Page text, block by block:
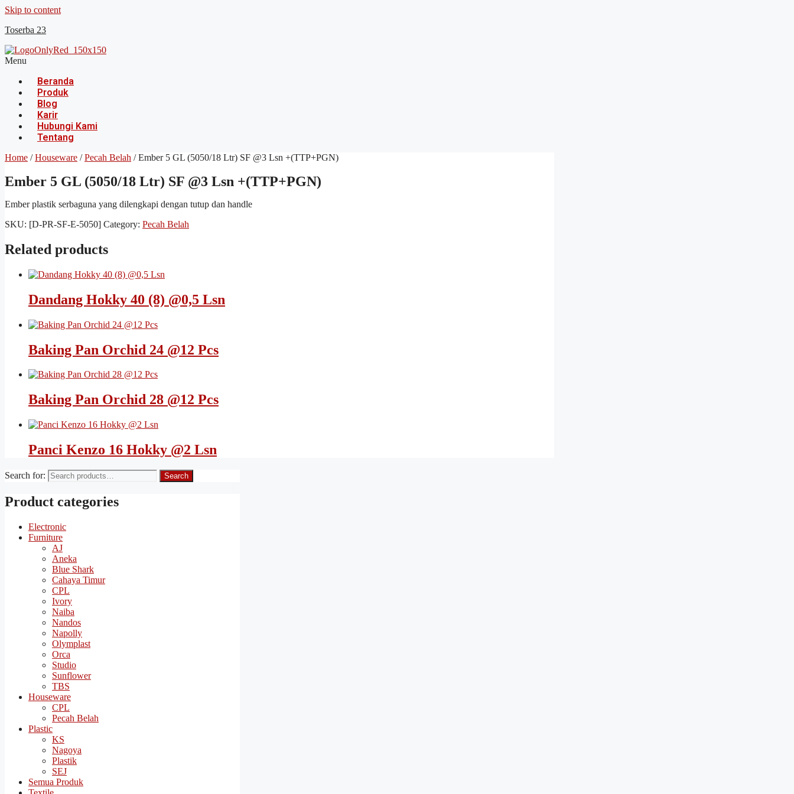
Skip to content
Toserba 23
Menu
Beranda
Produk
Blog
Karir
Hubungi Kami
Tentang
Home /Houseware /Pecah Belah / Ember 5 GL (5050/18 Ltr) SF @3 Lsn +(TTP+PGN)
Ember 5 GL (5050/18 Ltr) SF @3 Lsn +(TTP+PGN)
Ember plastik serbaguna yang dilengkapi dengan tutup dan handle
SKU: [D-PR-SF-E-5050] Category: Pecah Belah
Related products
Dandang Hokky 40 (8) @0,5 Lsn
Baking Pan Orchid 24 @12 Pcs
Baking Pan Orchid 28 @12 Pcs
Panci Kenzo 16 Hokky @2 Lsn
Search for: Search
Product categories
Electronic
Furniture
AJ
Aneka
Blue Shark
Cahaya Timur
CPL
Ivory
Naiba
Nandos
Napolly
Olymplast
Orca
Studio
Sunflower
TBS
Houseware
CPL
Pecah Belah
Plastic
KS
Nagoya
Plastik
SEJ
Semua Produk